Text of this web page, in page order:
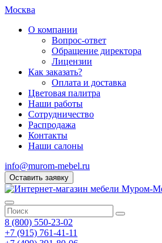
Москва
О компании
Вопрос-ответ
Обращение директора
Лицензии
Как заказать?
Оплата и доставка
Цветовая палитра
Наши работы
Сотрудничество
Распродажа
Контакты
Наши салоны
info@murom-mebel.ru
Оставить заявку
8 (800) 550-23-02
+7 (915) 761-41-11